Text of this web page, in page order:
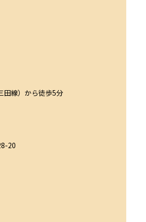
田線）から徒歩5分
20